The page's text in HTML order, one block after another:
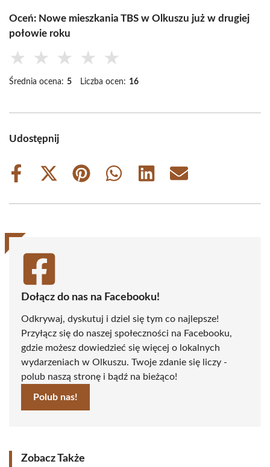
Oceń: Nowe mieszkania TBS w Olkuszu już w drugiej
połowie roku
★ ★ ★ ★ ★
Średnia ocena: 5 Liczba ocen: 16
Udostępnij
Share
Share
(Twitter)
Share
Share
Share
Share
Dołącz do nas na Facebooku!
Odkrywaj, dyskutuj i dziel się tym co najlepsze!
Przyłącz się do naszej społeczności na Facebooku,
gdzie możesz dowiedzieć się więcej o lokalnych
wydarzeniach w Olkuszu. Twoje zdanie się liczy -
polub naszą stronę i bądź na bieżąco!
Polub nas!
Zobacz Także